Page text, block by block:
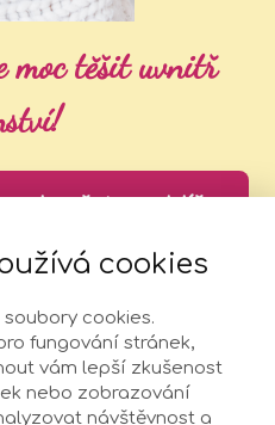
moc těšit uvnitř
a uvidíš
cookies
cookies.
fungování stránek,
vám lepší zkušenost
nebo zobrazování
návštěvnost a